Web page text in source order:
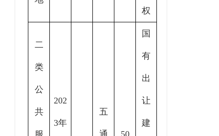
权
二
类
公
共
202
3年
五
国
有
出
让
建